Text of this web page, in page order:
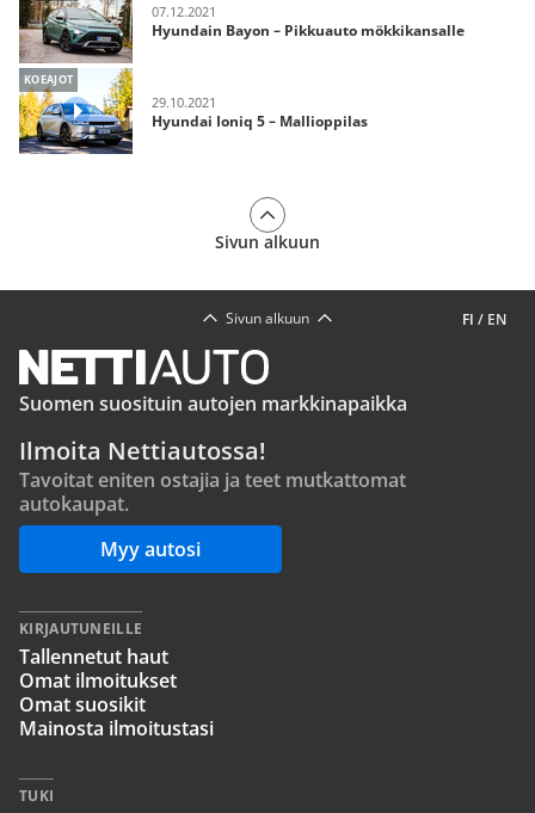
07.12.2021
Hyundain Bayon – Pikkuauto mökkikansalle
KOEAJOT
29.10.2021
Hyundai Ioniq 5 – Mallioppilas
Sivun alkuun
FI / EN
Sivun alkuun
Suomen suosituin autojen markkinapaikka
Ilmoita Nettiautossa!
Tavoitat eniten ostajia ja teet mutkattomat
autokaupat.
Myy autosi
KIRJAUTUNEILLE
Tallennetut haut
Omat ilmoitukset
Omat suosikit
Mainosta ilmoitustasi
TUKI